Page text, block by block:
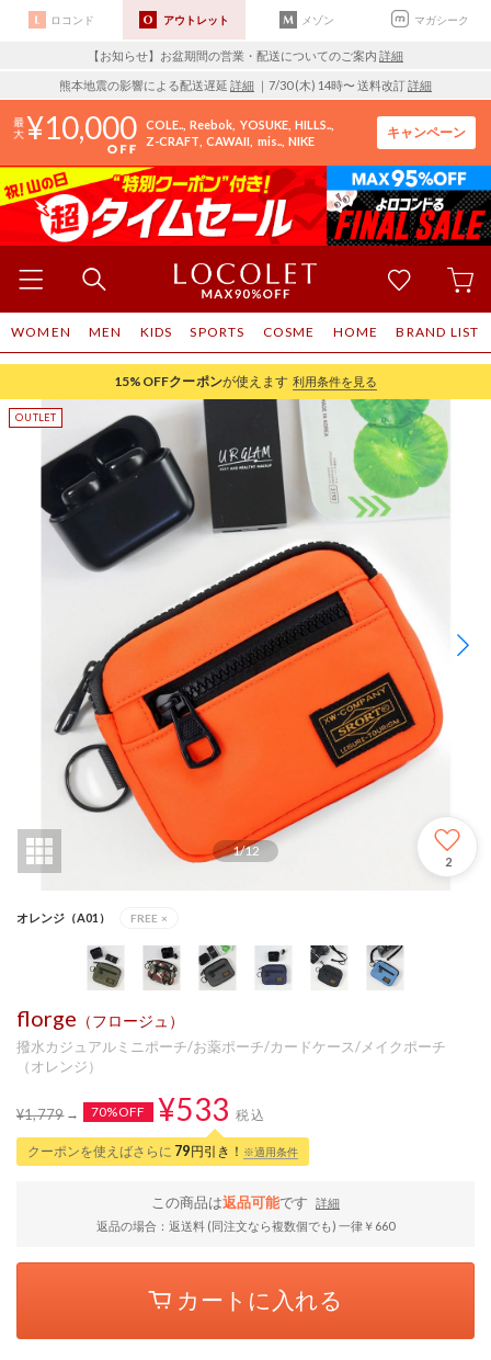
ロコンド アウトレット メゾン マガシーク
【お知らせ】お盆期間の営業・配送についてのご案内 詳細
熊本地震の影響による配送遅延 詳細 ｜7/30 (木) 14時〜 送料改訂詳細
10,000 COLE.. Reebok YOSUKE HILLS..
Z-CRAFT CAWAII mis.. NIKE
キャンペーン
WOMEN MEN KIDS SPORTS COSME HOME BRAND LIST
15%OFFクーポンが使えます 利用条件を見る
1/12
2
オレンジ（A01） FREE ×
florge （フロージュ）
撥水カジュアルミニポーチ/お薬ポーチ/カードケース/メイクポーチ
（オレンジ）
¥1,779 70%OFF ¥533 税込
クーポンを使えばさらに 79円引き！ ※適用条件
この商品は返品可能です
詳細
返品の場合：返送料 (同注文なら複数個でも) 一律￥660
カートに入れる